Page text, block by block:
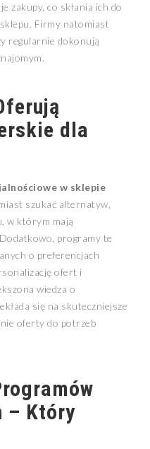
zakupy, co skłania ich do
Firmy natomiast
regularnie dokonują
dla
w sklepie
szukać alternatyw,
w którym mają
programy te
o preferencjach
ofert i
wiedza o
się na skuteczniejsze
oferty do potrzeb
– Który